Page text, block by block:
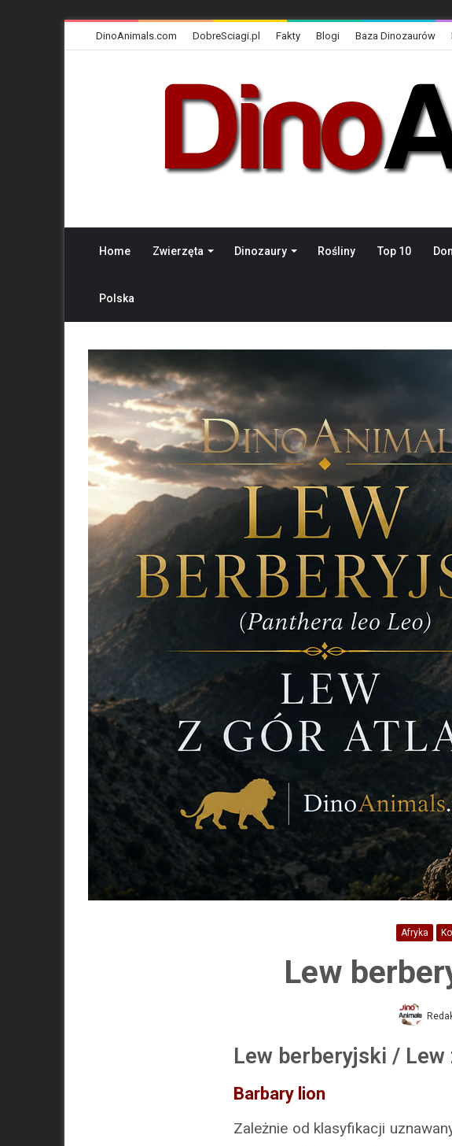
DinoAnimals.com DobreSciagi.pl Fakty Blogi Baza Dinozaurów
Home Zwierzęta Dinozaury Rośliny Top 10
Polska
Afryka
Lew
Lew berberyjski / Lew
Barbary lion
Zależnie od klasyfikacji